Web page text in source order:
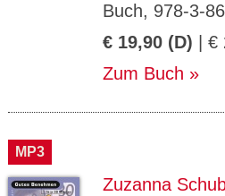
Buch, 978-3-
€ 19,90 (D) | €
Zum Buch
MP3
Zuzanna